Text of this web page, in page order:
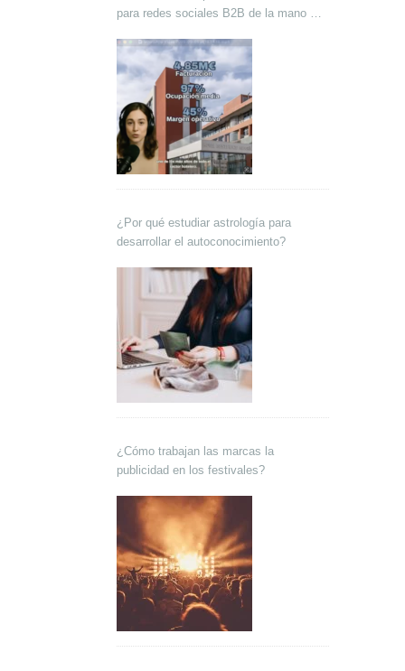
para redes sociales B2B de la mano de
¿Por qué estudiar astrología para
desarrollar el autoconocimiento?
¿Cómo trabajan las marcas la
publicidad en los festivales?